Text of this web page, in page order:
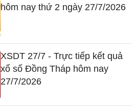
hôm nay thứ 2 ngày 27/7/2026
XSDT 27/7 - Trực tiếp kết quả
xổ số Đồng Tháp hôm nay
27/7/2026